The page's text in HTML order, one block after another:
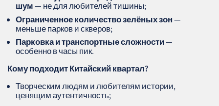
шум— не для любителей тишины;
Ограниченное количество зелёных зон—
меньше парков и скверов;
Парковка и транспортные сложности—
особенно в часы пик.
Кому подходит Китайский квартал?
Творческим людям и любителям истории,
ценящим аутентичность;